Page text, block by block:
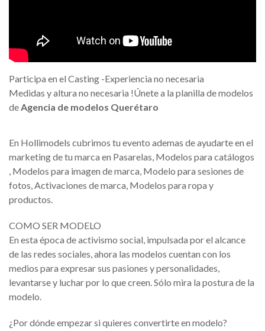
Participa en el Casting -Experiencia no necesaria
Medidas y altura no necesaria !Únete a la planilla de modelos
deAgencia de modelos Querétaro
En Hollimodels cubrimos tu evento ademas de ayudarte en el
marketing de tu marca en Pasarelas, Modelos para catálogos
, Modelos para imagen de marca, Modelo para sesiones de
fotos, Activaciones de marca, Modelos para ropa y
productos.
COMO SER MODELO
En esta época de activismo social, impulsada por el alcance
de las redes sociales, ahora las modelos cuentan con los
medios para expresar sus pasiones y personalidades,
levantarse y luchar por lo que creen. Sólo mira la postura de la
modelo.
¿Por dónde empezar si quieres convertirte en modelo?